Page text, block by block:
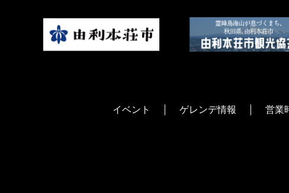
イベント ゲレンデ情報 営業